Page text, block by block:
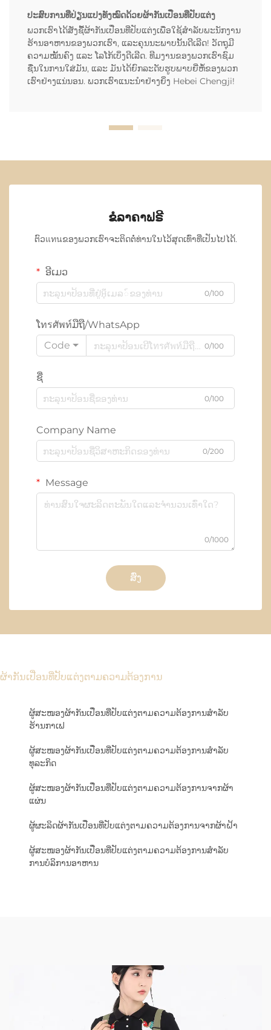
ປະສົບການທີ່ປ່ຽນແປງທັງໝົດດ້ວຍຜ້າກັນເປື່ອນທີ່ປັບແຕ່ງ
ພວກເຮົາໄດ້ສັ່ງຊື້ຜ້າກັນເປື່ອນທີ່ປັບແຕ່ງເພື່ອໃຊ້ສຳລັບພະນັກງານ
ຮ້ານອາຫານຂອງພວກເຮົາ, ແລະຄຸນນະພາບນັ້ນດີເລີດ! ວັດຖຸມີ
ຄວາມໝັ້ນຄົງ ແລະ ໂລໂກ້ເບິ່ງດີເລີດ. ທີມງານຂອງພວກເຮົາຊົມ
ຊື່ນໃນການໃສ່ມັນ, ແລະ ມັນໄດ້ຍົກລະດັບຮູບພາບຍີ່ຫໍ້ຂອງພວກ
ເຮົາຢ່າງແນ່ນອນ. ພວກເຮົາແນະນຳຢ່າງຍິ່ງ Hebei Chengji!
ຂໍລາຄາຟຣີ
ຕົວแทนຂອງພວກເຮົາຈະຕິດຕໍ່ທ່ານໃນໄວ້ສຸດເທົ່າທີ່ເປັນໄປໄດ້.
ອີເມວ
0/100
ໂทรศัพท์ມືຖື/WhatsApp
Code
0/100
ຊື່
0/100
Company Name
0/200
Message
0/1000
ສົ່ງ
ຜ້າກັນເປື່ອນທີ່ປັບແຕ່ງຕາມຄວາມຕ້ອງການ
ຜູ້ສະໜອງຜ້າກັນເປື່ອນທີ່ປັບແຕ່ງຕາມຄວາມຕ້ອງການສຳລັບ
ຮ້ານກາເຟ
ຜູ້ສະໜອງຜ້າກັນເປື່ອນທີ່ປັບແຕ່ງຕາມຄວາມຕ້ອງການສຳລັບ
ທຸລະກິດ
ຜູ້ສະໜອງຜ້າກັນເປື່ອນທີ່ປັບແຕ່ງຕາມຄວາມຕ້ອງການຈາກຜ້າ
ແຜ່ນ
ຜູ້ຜະລິດຜ້າກັນເປື່ອນທີ່ປັບແຕ່ງຕາມຄວາມຕ້ອງການຈາກຜ້າຝ້າ
ຜູ້ສະໜອງຜ້າກັນເປື່ອນທີ່ປັບແຕ່ງຕາມຄວາມຕ້ອງການສຳລັບ
ການບໍລິການອາຫານ